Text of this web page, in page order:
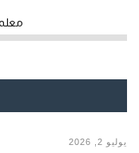
يوليو 2, 2026